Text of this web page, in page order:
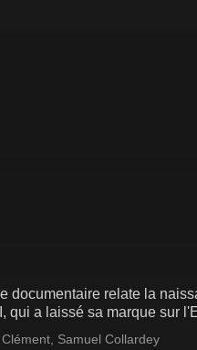
documentaire relate la
qui a laissé sa marque sur
Samuel Collardey